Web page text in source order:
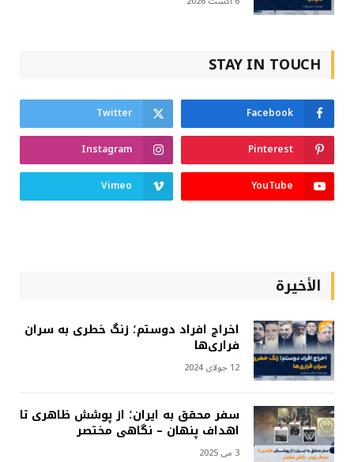
STAY IN TOUCH
Facebook
Twitter
Pinterest
Instagram
YouTube
Vimeo
الأخيرة
اخراج افراد دوستم؛ زنگ خطری به سران
فراری‌ها
12 جولای 2024
سفر محقق به ایران؛ از پوشش ظاهری تا
اهداف پنهان – نگاهی مختصر
3 می 2025